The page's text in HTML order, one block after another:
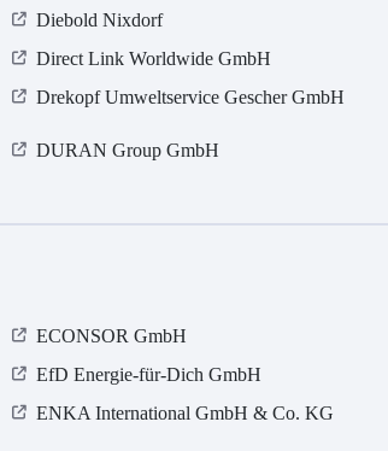
Diebold Nixdorf
Direct Link Worldwide GmbH
Drekopf Umweltservice Gescher GmbH
DURAN Group GmbH
ECONSOR GmbH
EfD Energie-für-Dich GmbH
ENKA International GmbH & Co. KG